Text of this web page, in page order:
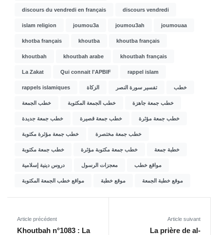
discours du vendredi en français discours vendredi
islam religion joumou3a joumou3ah joumouaa
khotba français khoutba khoutba français
khoutbah khoutbah arabe khoutbah français
La Zakat Qui connait l'APBIF rappel islam
rappels islamiques الزكاة تفسير سورة النصر خطب
خطب الجمعة خطب الجمعة المكتوبة خطب جمعة جاهزة
خطب جمعة جديدة خطب جمعة قصيرة خطب جمعة مؤثرة
خطب جمعة مؤثرة مكتوبة خطب جمعة مختصرة
خطب جمعة مكتوبة خطب جمعة مكتوبة مؤثرة خطبة جمعة
دروس دينية إسلامية معجزات الرسول مواقع خطب
مواقع خطب الجمعة المكتوبة موقع خطبة موقع خطبة الجمعة
Article précédent
Khoutbah n°1083 : La
Article suivant
La prière de al-